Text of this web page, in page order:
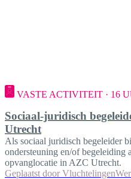
VASTE ACTIVITEIT · 16
Sociaal-juridisch
Utrecht
Als sociaal juridisch begeleider
ondersteuning en/of begeleiding
opvanglocatie in AZC Utrecht.
Geplaatst door